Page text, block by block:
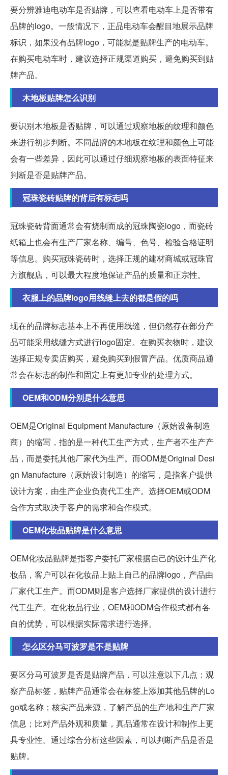
要分辨雅迪电动车是否贴牌，可以查看电动车上是否带有
品牌的logo。一般情况下，正品电动车会醒目地展示品牌
标识，如果没有品牌logo，可能就是贴牌生产的电动车。
在购买电动车时，建议选择正规渠道购买，避免购买到贴
牌产品。
木地板贴牌怎么识别
要识别木地板是否贴牌，可以通过观察地板的纹理和颜色
来进行初步判断。不同品牌的木地板在纹理和颜色上可能
会有一些差异，因此可以通过仔细观察地板的表面特征来
判断是否是贴牌产品。
冠珠瓷砖贴牌的背后有标志吗
冠珠瓷砖背面通常会有烧制而成的冠珠陶瓷logo，而瓷砖
纸箱上也会有生产厂家名称、编号、色号、检验合格证明
等信息。购买冠珠瓷砖时，选择正规的建材商城或冠珠官
方旗舰店，可以最大程度地保证产品的质量和正宗性。
衣服上的品牌logo用线缝上去的都是假的吗
现在的品牌标志基本上不再使用线缝，但仍然存在部分产
品可能采用线缝方式进行logo固定。在购买衣物时，建议
选择正规专卖店购买，避免购买到假冒产品。优质商品通
常会在标志的制作和固定上有更加专业的处理方式。
OEM和ODM分别是什么意思
OEM是Original Equipment Manufacture（原始设备制造
商）的缩写，指的是一种代工生产方式，生产者不生产产
品，而是委托其他厂家代为生产。而ODM是Original Desi
gn Manufacture（原始设计制造）的缩写，是指客户提供
设计方案，由生产企业负责代工生产。选择OEM或ODM
合作方式取决于客户的需求和合作模式。
OEM化妆品贴牌是什么意思
OEM化妆品贴牌是指客户委托厂家根据自己的设计生产化
妆品，客户可以在化妆品上贴上自己的品牌logo，产品由
厂家代工生产。而ODM则是客户选择厂家提供的设计进行
代工生产。在化妆品行业，OEM和ODM合作模式都有各
自的优势，可以根据实际需求进行选择。
怎么区分马可波罗是不是贴牌
要区分马可波罗是否是贴牌产品，可以注意以下几点：观
察产品标签，贴牌产品通常会在标签上添加其他品牌的Lo
go或名称；核实产品来源，了解产品的生产地和生产厂家
信息；比对产品外观和质量，真品通常在设计和制作上更
具专业性。通过综合分析这些因素，可以判断产品是否是
贴牌。